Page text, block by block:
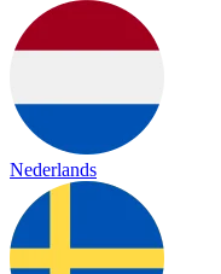
Nederlands